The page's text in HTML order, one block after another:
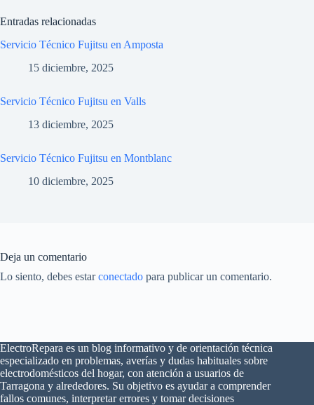
Entradas relacionadas
Servicio Técnico Fujitsu en Amposta
15 diciembre, 2025
Servicio Técnico Fujitsu en Valls
13 diciembre, 2025
Servicio Técnico Fujitsu en Montblanc
10 diciembre, 2025
Deja un comentario
Lo siento, debes estarconectado para publicar un comentario.
ElectroRepara es un blog informativo y de orientación técnica
especializado en problemas, averías y dudas habituales sobre
electrodomésticos del hogar, con atención a usuarios de
Tarragona y alrededores. Su objetivo es ayudar a comprender
fallos comunes, interpretar errores y tomar decisiones
🔧 ¿Problemas con tu
electrodoméstico?